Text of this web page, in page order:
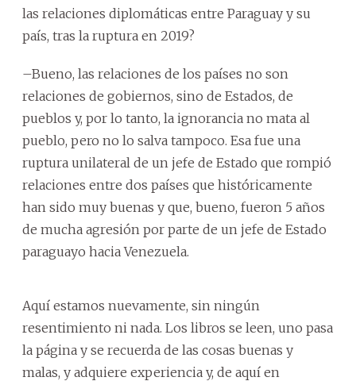
las relaciones diplomáticas entre Paraguay y su
país, tras la ruptura en 2019?
–Bueno, las relaciones de los países no son
relaciones de gobiernos, sino de Estados, de
pueblos y, por lo tanto, la ignorancia no mata al
pueblo, pero no lo salva tampoco. Esa fue una
ruptura unilateral de un jefe de Estado que rompió
relaciones entre dos países que históricamente
han sido muy buenas y que, bueno, fueron 5 años
de mucha agresión por parte de un jefe de Estado
paraguayo hacia Venezuela.
Aquí estamos nuevamente, sin ningún
resentimiento ni nada. Los libros se leen, uno pasa
la página y se recuerda de las cosas buenas y
malas, y adquiere experiencia y, de aquí en